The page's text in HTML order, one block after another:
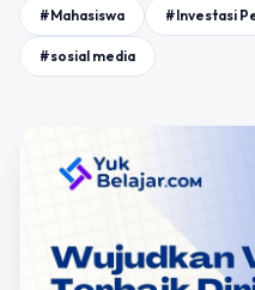
#Mahasiswa #Investasi
#sosial media